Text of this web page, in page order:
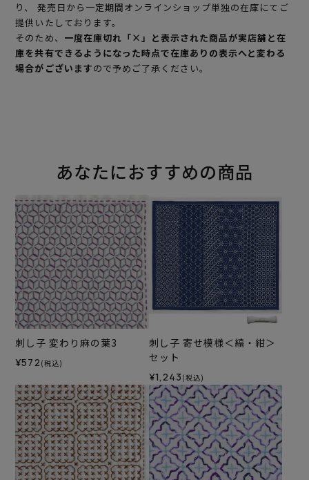
り、 発売日から一定期間オンラインショップ単独の在庫にてご
提供いたしております。
そのため、 一度在庫切れ「×」と表示された商品が実店舗と在
庫を共有できるようになった時点で在庫ありの表示へと変わる
場合がございますので予めご了承ください。
あなたにおすすめの商品
刺し子 変わり麻の葉3
¥572 (税込)
刺し子 寄せ模様＜縞・紺＞
セット
¥1,243 (税込)